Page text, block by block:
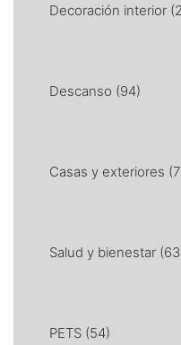
Decoración interior
Descanso (94)
Casas y exteriores
Salud y bienestar
PETS (54)